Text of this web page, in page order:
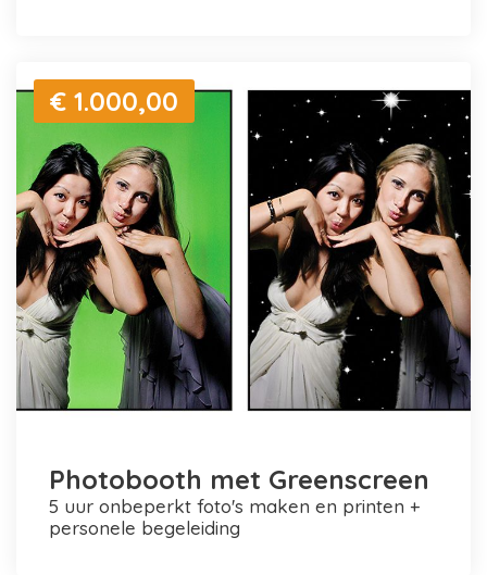
€ 1.000,00
Photobooth met Greenscreen
5 uur onbeperkt foto's maken en printen +
personele begeleiding